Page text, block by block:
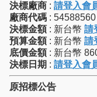
決標廠商 : 請登入會
廠商代碼 : 54588560
決標金額 : 新台幣 請
預算金額 : 新台幣 請
底價金額 : 新台幣
決標日期 : 請登入會
原招標公告